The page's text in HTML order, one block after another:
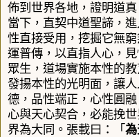
佈到世界各地，證明道真
當下，直契中道聖諦，
性直接受用，挖掘它無
運普傳，以直指人心，
眾生，道場實施本性的
發揚本性的光明面，讓
德，品性端正，心性圓
心與天心契合，必能挽
界為大同。張載曰：「